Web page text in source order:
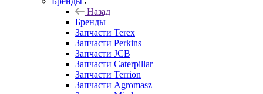
Назад
Бренды
Запчасти Terex
Запчасти Perkins
Запчасти JCB
Запчасти Caterpillar
Запчасти Terrion
Запчасти Agromasz